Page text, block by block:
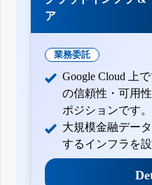
ア
業務委託
Google Cloud 上
の信頼性・可用
ポジションです。
大規模金融デー
するインフラを